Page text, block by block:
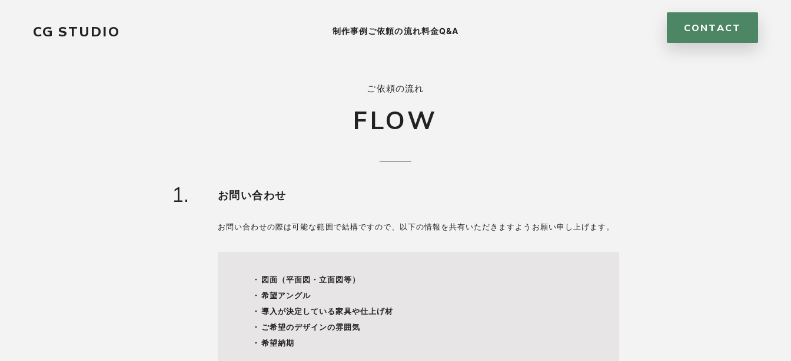
CG STUDIO 制作事例ご依頼の流れ料金Q&A CONTACT
ご依頼の流れ
FLOW
1. お問い合わせ
お問い合わせの際は可能な範囲で結構ですので、以下の情報を共有いただきますようお願い申し上げます。
図面（平面図・立面図等）
希望アングル
導入が決定している家具や仕上げ材
ご希望のデザインの雰囲気
希望納期